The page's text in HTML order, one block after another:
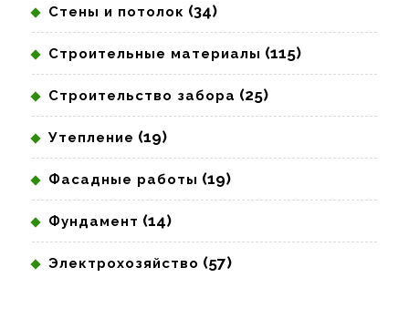
Стены и потолок (34)
Строительные материалы (115)
Строительство забора (25)
Утепление (19)
Фасадные работы (19)
Фундамент (14)
Электрохозяйство (57)